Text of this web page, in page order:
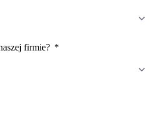
firmie?